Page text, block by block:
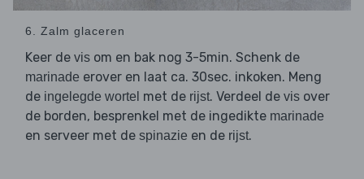
6. Zalm glaceren
Keer de vis om en bak nog 3-5min. Schenk de
marinade erover en laat ca. 30sec. inkoken. Meng
de ingelegde wortel met de rijst. Verdeel de vis over
de borden, besprenkel met de ingedikte marinade
en serveer met de spinazie en de rijst.